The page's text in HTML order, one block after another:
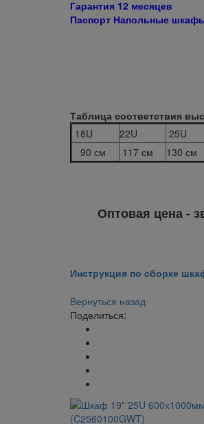
Гарантия 12 месяцев
Паспорт Напольные
Таблица соответствия
18U
22U 25U
90 см
117 см 130 см
Оптовая цена -
Инструкция по сборке
Вернуться назад
Поделиться: